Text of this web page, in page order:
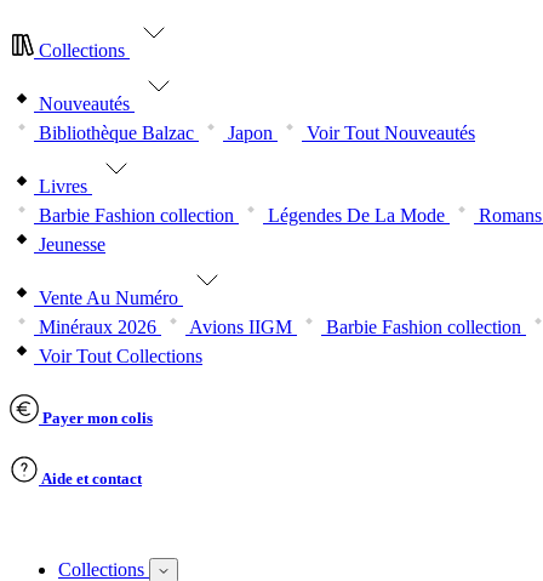
Collections
Nouveautés
Bibliothèque Balzac
Japon Voir Tout Nouveautés
Livres
Barbie Fashion collection
Légendes De La Mode
Jeunesse
Vente Au Numéro
Minéraux 2026
Avions IIGM Barbie Fashion collection
Voir Tout Collections
Payer mon colis
Aide et contact
Collections